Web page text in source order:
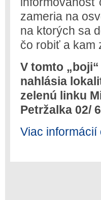
zameria na
na ktorých sa
čo robiť a kam
V tomto
nahlásia
zelenú linku
Petržalka 02/
Viac informácií